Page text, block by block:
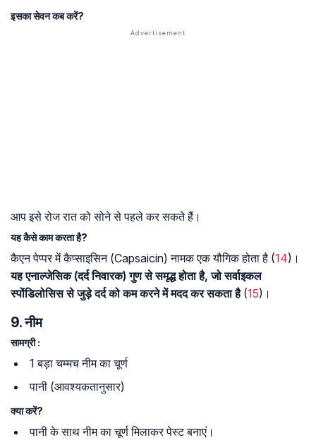
इसका सेवन कब करें?
आप इसे रोज रात को सोने से पहले कर सकते हैं।
यह कैसे काम करता है?
कैएन पेप्पर में कैप्साइसिन (Capsaicin) नामक एक यौगिक होता है (14)।
यह एनाल्जेसिक (दर्द निवारक) गुण से समृद्ध होता है, जो सर्वाइकल
स्पोंडिलोसिस से जुड़े दर्द को कम करने में मदद कर सकता है(15)।
9. नीम
सामग्री :
1 बड़ा चम्मच नीम का चूर्ण
पानी (आवश्यकतानुसार)
क्या करें?
पानी के साथ नीम का चूर्ण मिलाकर पेस्ट बनाएं।